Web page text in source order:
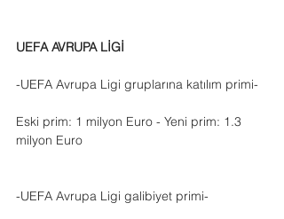
UEFA AVRUPA LİGİ
-UEFA Avrupa Ligi gruplarına katılım primi-
Eski prim: 1 milyon Euro - Yeni prim: 1.3
milyon Euro
-UEFA Avrupa Ligi galibiyet primi-